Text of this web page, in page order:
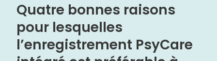
Quatre bonnes raisons
pour lesquelles
l’enregistrement PsyCare